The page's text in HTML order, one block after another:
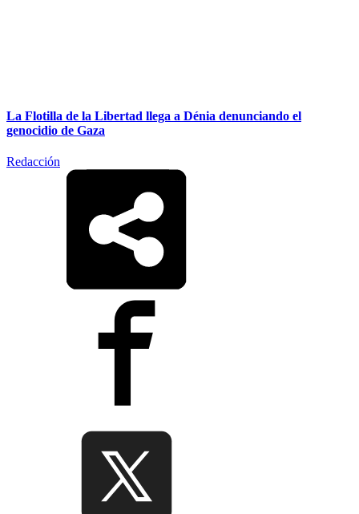
La Flotilla de la Libertad llega a Dénia denunciando el
genocidio de Gaza
Redacción